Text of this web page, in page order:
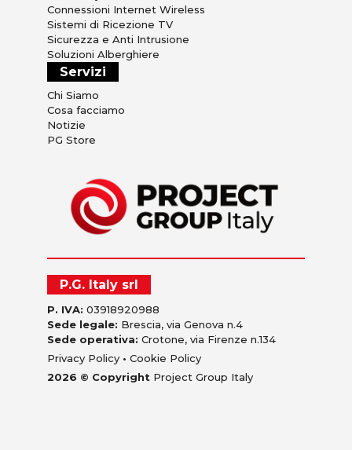
Connessioni Internet Wireless
Sistemi di Ricezione TV
Sicurezza e Anti Intrusione
Soluzioni Alberghiere
Servizi
Chi Siamo
Cosa facciamo
Notizie
PG Store
P.G. Italy srl
P. IVA: 03918920988
Sede legale: Brescia, via Genova n.4
Sede operativa: Crotone, via Firenze n.134
Privacy Policy • Cookie Policy
2026 © Copyright Project Group Italy